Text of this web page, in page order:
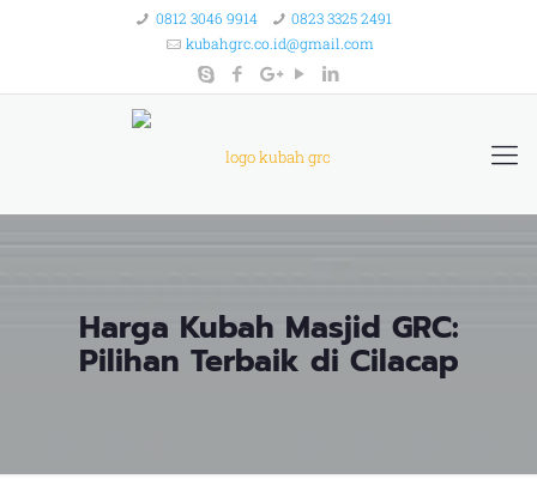
0812 3046 9914
0823 3325 2491
kubahgrc.co.id@gmail.com
Harga Kubah Masjid GRC:
Pilihan Terbaik di Cilacap